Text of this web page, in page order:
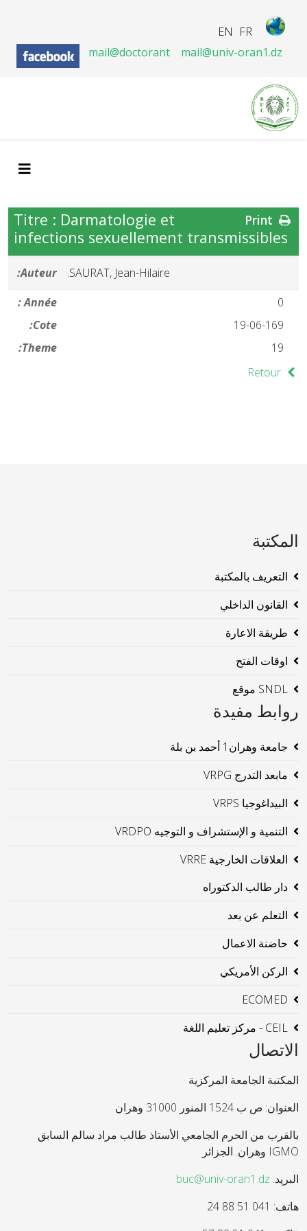
FR
EN
mail@doctorant
mail@univ-oran1.dz
Titre : Darmatologie et
infections sexuellement transmissibles
Auteur:
SAURAT, Jean-Hilaire.
Année :
0
Cote:
19-06-169
Theme:
19
Retour
المكتبة
التعريف بالمكتبة
القانون الداخلي
طريقة الاعارة
اوقات الفتح
SNDL موقع
روابط مفيدة
جامعة وهران1 أحمد بن بلة
مابعد التدرج VRPG
البيداغوجيا VRPS
التنمية و الإستشراف و التوجيه VRDPO
العلاقات الخارجية VRRE
دار طالب الدكتوراه
التعلم عن بعد
حاضنة الاعمال
الركن الأمريكي
ECOMED
CEIL - مركز تعليم اللغة
الاتصال
المكتبة الجامعة المركزية
العنوان: ص ب 1524 المنور 31000 وهران
بالقرب من الحرم الجامعي الأستاذ طالب مراد سالم السابق
IGMO وهران. الجزائر
البريد: buc@univ-oran1.dz
هاتف: 041 51 88 24